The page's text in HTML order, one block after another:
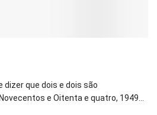
dizer que dois e dois são
e Oitenta e quatro, 1949...